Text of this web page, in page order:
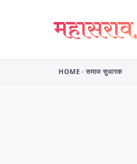
HOME समाज सुधारक